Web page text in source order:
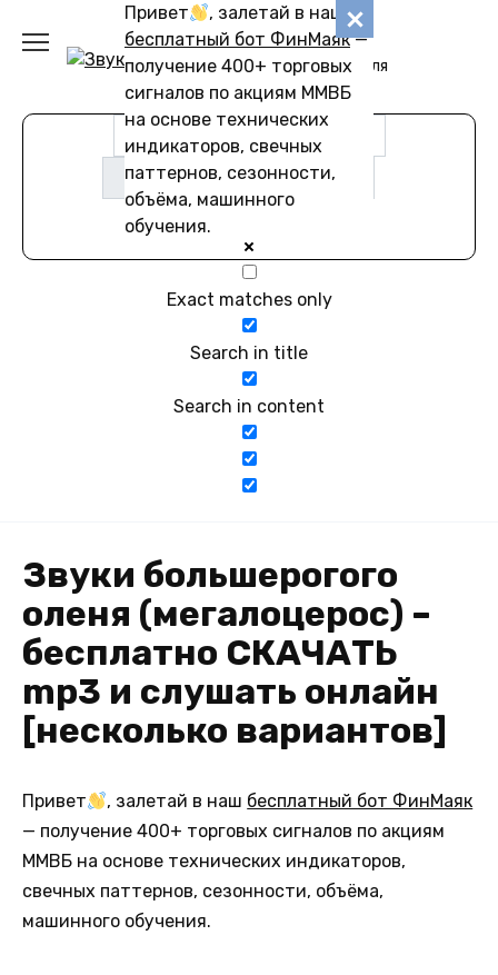
Привет
, залетай в наш
бесплатный бот ФинМаяк—
получение 400+ торговых
сигналов по акциям ММВБ
на основе технических
индикаторов, свечных
паттернов, сезонности,
объёма, машинного
обучения.
содержанию
Звуковику
Коллекции звуков для
скачивания
Exact matches only
Search in title
Search in content
Звуки большерогого
оленя (мегалоцерос) –
бесплатно СКАЧАТЬ
mp3 и слушать онлайн
[несколько вариантов]
Привет , залетай в наш бесплатный бот ФинМаяк
— получение 400+ торговых сигналов по акциям
ММВБ на основе технических индикаторов,
свечных паттернов, сезонности, объёма,
машинного обучения.